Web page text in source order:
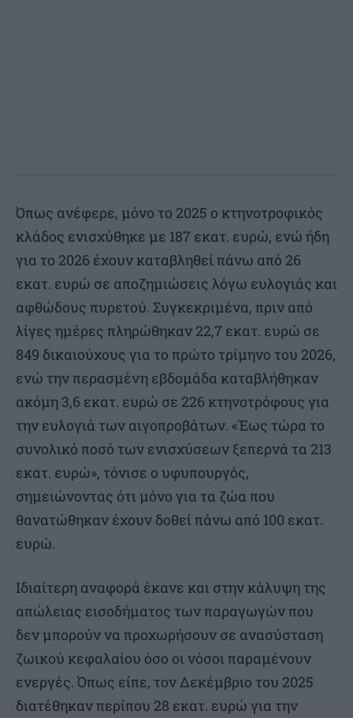
Όπως ανέφερε, μόνο το 2025 ο κτηνοτροφικός
κλάδος ενισχύθηκε με 187 εκατ. ευρώ, ενώ ήδη
για το 2026 έχουν καταβληθεί πάνω από 26
εκατ. ευρώ σε αποζημιώσεις λόγω ευλογιάς και
αφθώδους πυρετού. Συγκεκριμένα, πριν από
λίγες ημέρες πληρώθηκαν 22,7 εκατ. ευρώ σε
849 δικαιούχους για το πρώτο τρίμηνο του 2026,
ενώ την περασμένη εβδομάδα καταβλήθηκαν
ακόμη 3,6 εκατ. ευρώ σε 226 κτηνοτρόφους για
την ευλογιά των αιγοπροβάτων. «Έως τώρα το
συνολικό ποσό των ενισχύσεων ξεπερνά τα 213
εκατ. ευρώ», τόνισε ο υφυπουργός,
σημειώνοντας ότι μόνο για τα ζώα που
θανατώθηκαν έχουν δοθεί πάνω από 100 εκατ.
ευρώ.
Ιδιαίτερη αναφορά έκανε και στην κάλυψη της
απώλειας εισοδήματος των παραγωγών που
δεν μπορούν να προχωρήσουν σε ανασύσταση
ζωικού κεφαλαίου όσο οι νόσοι παραμένουν
ενεργές. Όπως είπε, τον Δεκέμβριο του 2025
διατέθηκαν περίπου 28 εκατ. ευρώ για την